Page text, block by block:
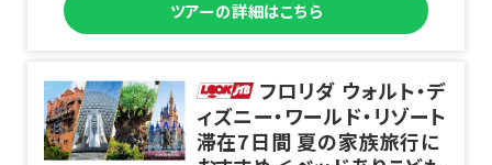
ツアーの詳細はこちら
フロリダ ウォルト・デ
ィズニー・ワールド・リゾート
滞在7日間 夏の家族旅行に